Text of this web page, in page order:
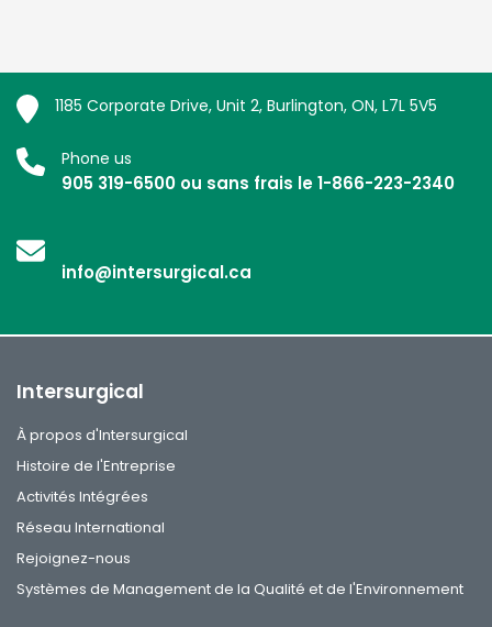
1185 Corporate Drive, Unit 2, Burlington, ON, L7L 5V5
Phone us
905 319-6500 ou sans frais le 1-866-223-2340
info@intersurgical.ca
Intersurgical
À propos d'Intersurgical
Histoire de l'Entreprise
Activités Intégrées
Réseau International
Rejoignez-nous
Systèmes de Management de la Qualité et de l'Environnement